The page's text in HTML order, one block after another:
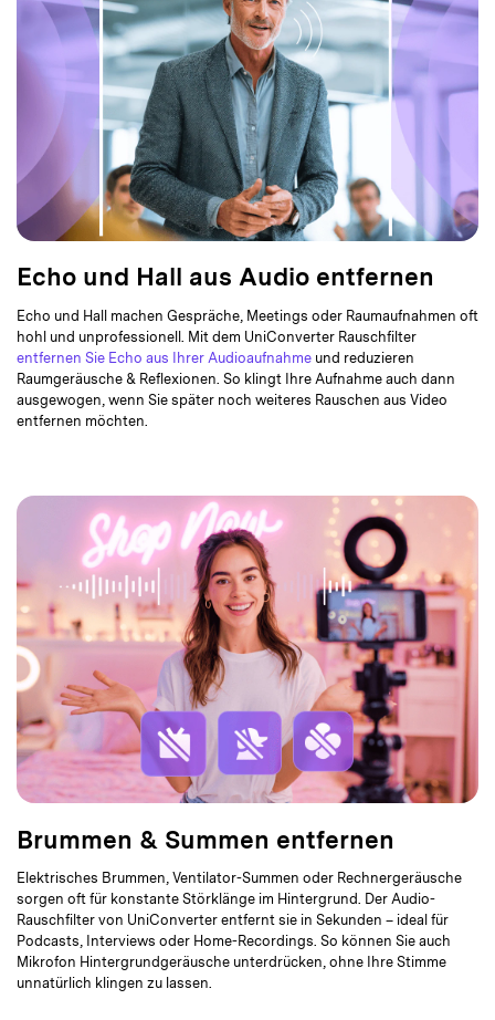
Echo und Hall aus Audio entfernen
Echo und Hall machen Gespräche, Meetings oder Raumaufnahmen oft
hohl und unprofessionell. Mit dem UniConverter Rauschfilter
entfernen Sie Echo aus Ihrer Audioaufnahme und reduzieren
Raumgeräusche & Reflexionen. So klingt Ihre Aufnahme auch dann
ausgewogen, wenn Sie später noch weiteres Rauschen aus Video
entfernen möchten.
Brummen & Summen entfernen
Elektrisches Brummen, Ventilator-Summen oder Rechnergeräusche
sorgen oft für konstante Störklänge im Hintergrund. Der Audio-
Rauschfilter von UniConverter entfernt sie in Sekunden – ideal für
Podcasts, Interviews oder Home-Recordings. So können Sie auch
Mikrofon Hintergrundgeräusche unterdrücken, ohne Ihre Stimme
unnatürlich klingen zu lassen.